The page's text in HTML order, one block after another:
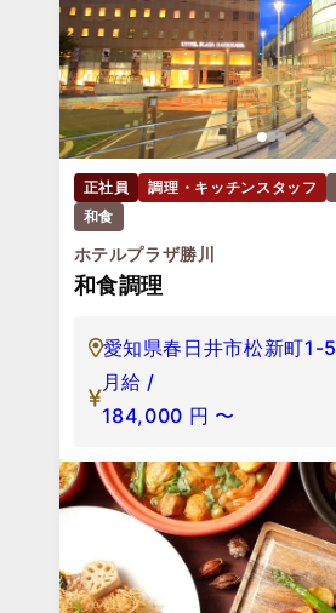
正社員 調理・キッチンスタッフ
和食
ホテルプラザ勝川
和食調理
愛知県春日井市松新町1-5
月給 /
184,000 円 〜